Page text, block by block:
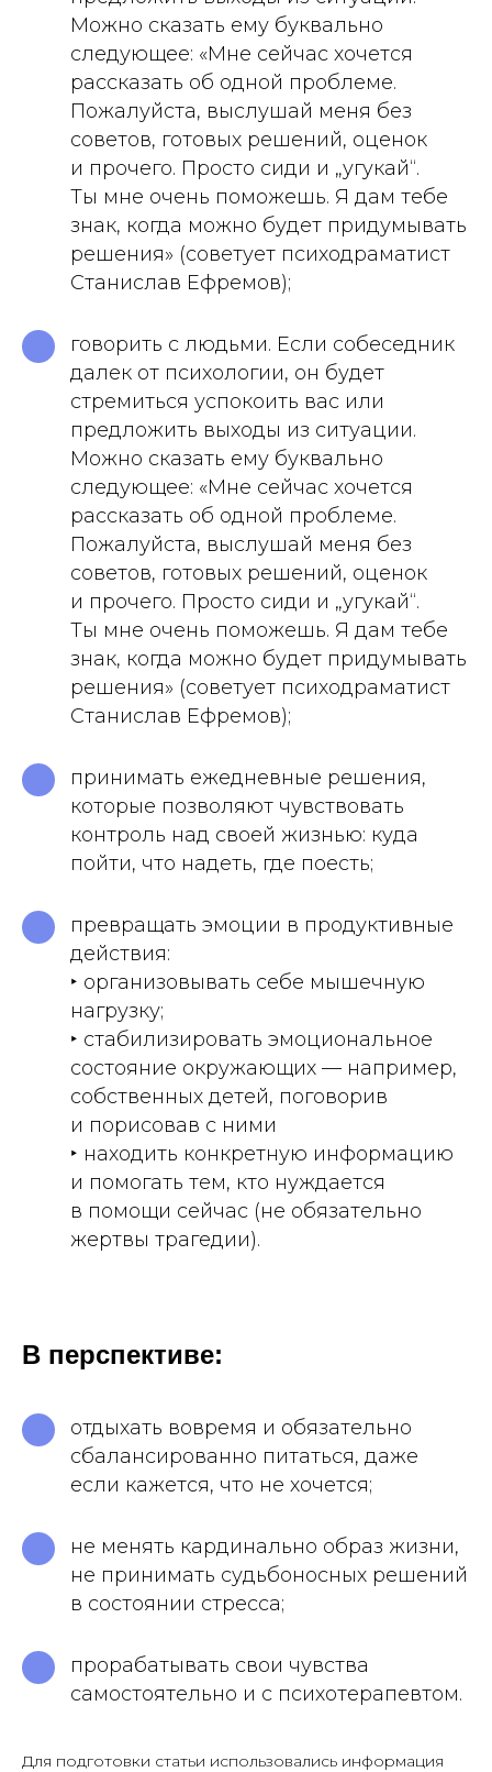
Можно сказать ему буквально
следующее: «Мне сейчас хочется
рассказать об одной проблеме.
Пожалуйста, выслушай меня без
советов, готовых решений, оценок
и прочего. Просто сиди и „угукай“.
Ты мне очень поможешь. Я дам тебе
знак, когда можно будет придумывать
решения» (советует психодраматист
Станислав Ефремов);
говорить с людьми. Если собеседник
далек от психологии, он будет
стремиться успокоить вас или
предложить выходы из ситуации.
Можно сказать ему буквально
следующее: «Мне сейчас хочется
рассказать об одной проблеме.
Пожалуйста, выслушай меня без
советов, готовых решений, оценок
и прочего. Просто сиди и „угукай“.
Ты мне очень поможешь. Я дам тебе
знак, когда можно будет придумывать
решения» (советует психодраматист
Станислав Ефремов);
принимать ежедневные решения,
которые позволяют чувствовать
контроль над своей жизнью: куда
пойти, что надеть, где поесть;
превращать эмоции в продуктивные
действия:
‣ организовывать себе мышечную
нагрузку;
‣ стабилизировать эмоциональное
состояние окружающих — например,
собственных детей, поговорив
и порисовав с ними
‣ находить конкретную информацию
и помогать тем, кто нуждается
в помощи сейчас (не обязательно
жертвы трагедии).
В перспективе:
отдыхать вовремя и обязательно
сбалансированно питаться, даже
если кажется, что не хочется;
не менять кардинально образ жизни,
не принимать судьбоносных решений
в состоянии стресса;
прорабатывать свои чувства
самостоятельно и с психотерапевтом.
Для подготовки статьи использовались информация